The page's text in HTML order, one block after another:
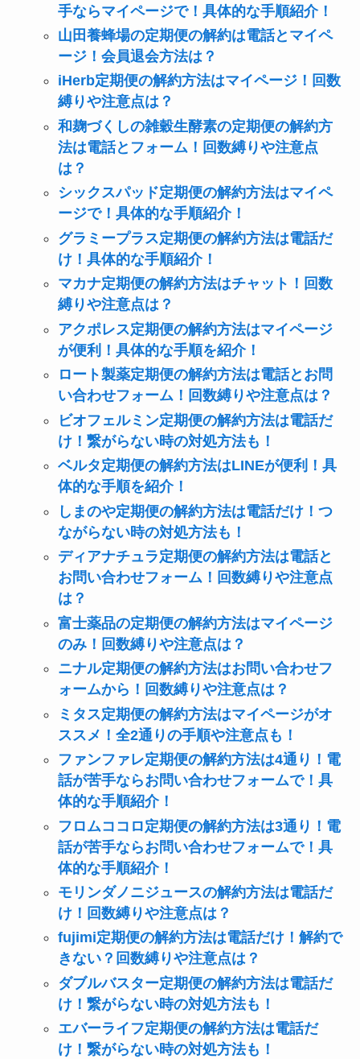
手ならマイページで！具体的な手順紹介！
山田養蜂場の定期便の解約は電話とマイペ
ージ！会員退会方法は？
iHerb定期便の解約方法はマイページ！回数
縛りや注意点は？
和麹づくしの雑穀生酵素の定期便の解約方
法は電話とフォーム！回数縛りや注意点
は？
シックスパッド定期便の解約方法はマイペ
ージで！具体的な手順紹介！
グラミープラス定期便の解約方法は電話だ
け！具体的な手順紹介！
マカナ定期便の解約方法はチャット！回数
縛りや注意点は？
アクポレス定期便の解約方法はマイページ
が便利！具体的な手順を紹介！
ロート製薬定期便の解約方法は電話とお問
い合わせフォーム！回数縛りや注意点は？
ビオフェルミン定期便の解約方法は電話だ
け！繋がらない時の対処方法も！
ベルタ定期便の解約方法はLINEが便利！具
体的な手順を紹介！
しまのや定期便の解約方法は電話だけ！つ
ながらない時の対処方法も！
ディアナチュラ定期便の解約方法は電話と
お問い合わせフォーム！回数縛りや注意点
は？
富士薬品の定期便の解約方法はマイページ
のみ！回数縛りや注意点は？
ニナル定期便の解約方法はお問い合わせフ
ォームから！回数縛りや注意点は？
ミタス定期便の解約方法はマイページがオ
ススメ！全2通りの手順や注意点も！
ファンファレ定期便の解約方法は4通り！電
話が苦手ならお問い合わせフォームで！具
体的な手順紹介！
フロムココロ定期便の解約方法は3通り！電
話が苦手ならお問い合わせフォームで！具
体的な手順紹介！
モリンダノニジュースの解約方法は電話だ
け！回数縛りや注意点は？
fujimi定期便の解約方法は電話だけ！解約で
きない？回数縛りや注意点は？
ダブルバスター定期便の解約方法は電話だ
け！繋がらない時の対処方法も！
エバーライフ定期便の解約方法は電話だ
け！繋がらない時の対処方法も！